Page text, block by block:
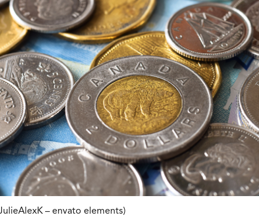
– envato elements)